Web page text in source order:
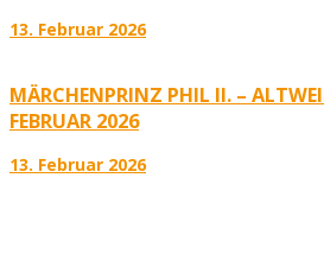
13. Februar 2026
MÄRCHENPRINZ PHIL II. –
FEBRUAR 2026
13. Februar 2026